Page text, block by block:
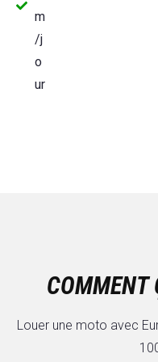
m
/j
o
ur
COMMENT
Louer une moto avec